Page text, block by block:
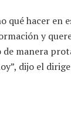
qué hacer en
y
manera
dijo el